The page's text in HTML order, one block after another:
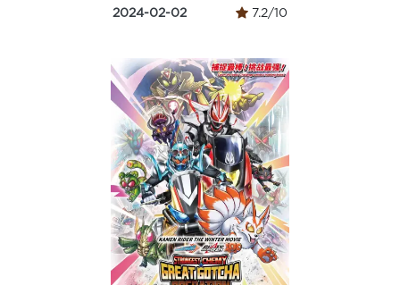
2024-02-02 7.2/10